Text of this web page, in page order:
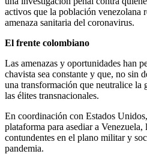
activos que la población venezolana
amenaza sanitaria del coronavirus.
El frente colombiano
Las amenazas y oportunidades han
chavista sea constante y que, no sin
una transformación que neutralice la
las élites transnacionales.
En coordinación con Estados
plataforma para asediar a
contundentes en el plano militar y
pandemia.